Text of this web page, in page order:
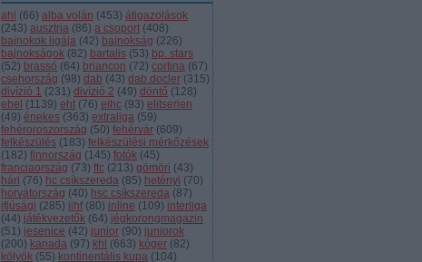
ahl (66) alba volán (453) átigazolások
(243) ausztria (86) a csoport (408)
bajnokok ligája (42) bajnokság (226)
bajnokságok (82) bartalis (53) bp. stars
(52) brassó (64) briancon (72) cortina (67)
csehország (98) dab (43) dab.docler (315)
divízió 1 (231) divízió 2 (49) döntő (128)
ebel (1139) eht (76) eihc (93) elitserien
(49) énekes (363) extraliga (59)
fehéroroszország (50) fehérvár (609)
felkészülés (183) felkészülési mérkőzések
(182) finnország (145) fotók (45)
franciaország (73) ftc (213) gömöri (43)
hári (76) hc csíkszereda (85) hetényi (70)
horvátország (40) hsc csíkszereda (87)
ifjúsági (285) iihf (80) inline (109) interliga
(44) játékvezetők (64) jégkorongmagazin
(51) jesenice (42) junior (90) juniorok
(200) kanada (97) khl (663) kóger (82)
kölyök (55) kontinentális kupa (104)